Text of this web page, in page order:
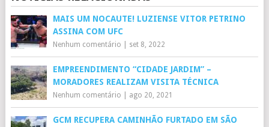
MAIS UM NOCAUTE! LUZIENSE VITOR PETRINO
ASSINA COM UFC
Nenhum comentário set 8, 2022
EMPREENDIMENTO “CIDADE JARDIM” –
MORADORES REALIZAM VISITA TÉCNICA
Nenhum comentário ago 20, 2021
GCM RECUPERA CAMINHÃO FURTADO EM SÃO